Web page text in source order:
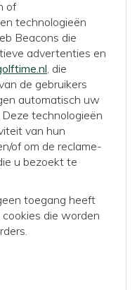
of
technologieën
Beacons die
advertenties en
, die
de gebruikers
automatisch uw
technologieën
van hun
of om de reclame-
u bezoekt te
toegang heeft
die worden